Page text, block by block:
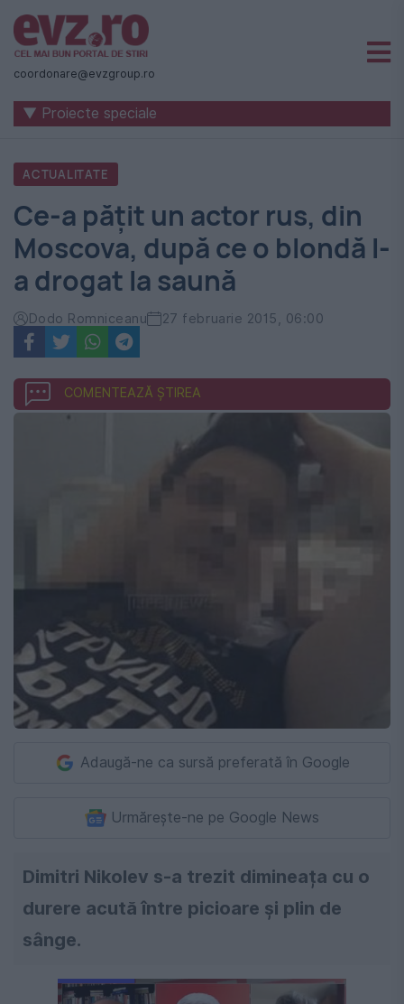
Știri
naționale
internaționale
România
-
Evenimentul
Zilei
coordonare@evzgroup.ro
▼ Proiecte speciale
ACTUALITATE
Ce-a pățit un actor rus, din
Moscova, după ce o blondă l-
a drogat la saună
Dodo Romniceanu 27 februarie 2015, 06:00
COMENTEAZĂ ȘTIREA
Adaugă-ne ca sursă preferată în Google
Urmărește-ne pe Google News
Dimitri Nikolev s-a trezit dimineața cu o
durere acută între picioare și plin de
sânge.